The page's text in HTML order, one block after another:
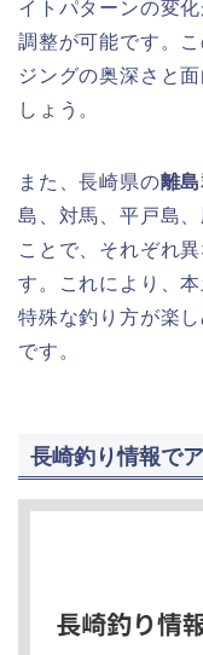
イトパターンの変
調整が可能です。
ジングの奥深さと
しょう。
また、長崎県の離
島、対馬、平戸島
ことで、それぞれ
す。これにより、
特殊な釣り方が楽
です。
長崎釣り情報で